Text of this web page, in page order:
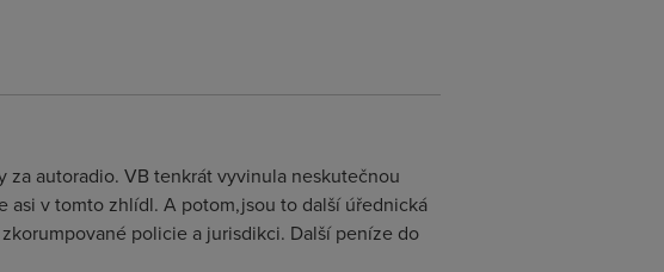
autoradio. VB tenkrát vyvinula neskutečnou
asi v tomto zhlídl. A potom,jsou to další úřednická
policie a jurisdikci. Další peníze do